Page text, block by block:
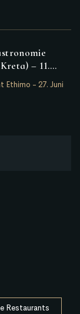
– 11.
Ethimo - 27. Juni
Restaurants